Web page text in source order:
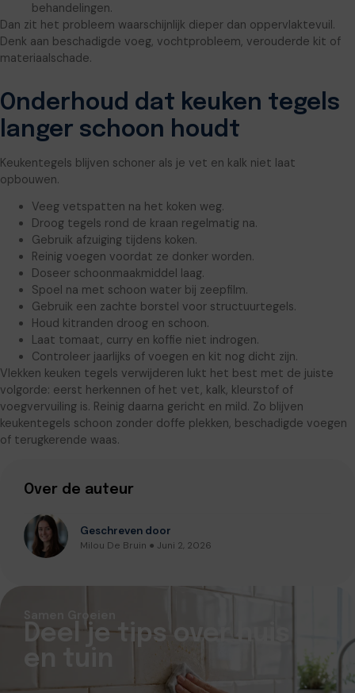
behandelingen.
Dan zit het probleem waarschijnlijk dieper dan oppervlaktevuil.
Denk aan beschadigde voeg, vochtprobleem, verouderde kit of
materiaalschade.
Onderhoud dat keuken tegels
langer schoon houdt
Keukentegels blijven schoner als je vet en kalk niet laat
opbouwen.
Veeg vetspatten na het koken weg.
Droog tegels rond de kraan regelmatig na.
Gebruik afzuiging tijdens koken.
Reinig voegen voordat ze donker worden.
Doseer schoonmaakmiddel laag.
Spoel na met schoon water bij zeepfilm.
Gebruik een zachte borstel voor structuurtegels.
Houd kitranden droog en schoon.
Laat tomaat, curry en koffie niet indrogen.
Controleer jaarlijks of voegen en kit nog dicht zijn.
Vlekken keuken tegels verwijderen lukt het best met de juiste
volgorde: eerst herkennen of het vet, kalk, kleurstof of
voegvervuiling is. Reinig daarna gericht en mild. Zo blijven
keukentegels schoon zonder doffe plekken, beschadigde voegen
of terugkerende waas.
Over de auteur
Geschreven door
Milou De Bruin ● Juni 2, 2026
Samen Groeien
Deel je tips over huis
en tuin